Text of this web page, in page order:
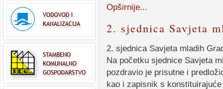
Opširnije...
2. sjednica Savjeta
2. sjednica Savjeta mladih
Na početku sjednice Savjeta
pozdravio je prisutne i
kao i zapisnik s